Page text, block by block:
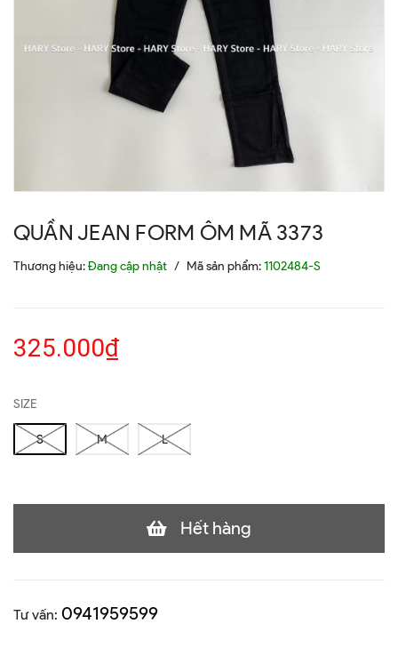
QUẦN JEAN FORM ÔM MÃ 3373
Thương hiệu:Đang cập nhật / Mã sản phẩm:1102484-S
325.000₫
SIZE
S M L
Hết hàng
Tư vấn: 0941959599